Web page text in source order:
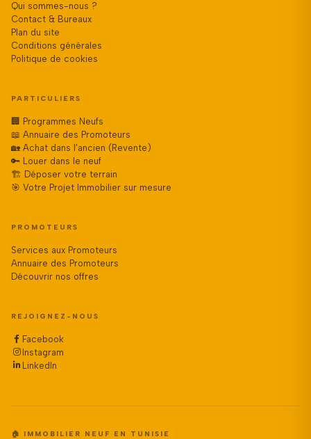
Qui sommes-nous ?
Contact & Bureaux
Plan du site
Conditions générales
Politique de cookies
PARTICULIERS
🏢 Programmes Neufs
📖 Annuaire des Promoteurs
🏡 Achat dans l'ancien (Revente)
🔑 Louer dans le neuf
🏗️ Déposer votre terrain
🎯 Votre Projet Immobilier sur mesure
PROMOTEURS
Services aux Promoteurs
Annuaire des Promoteurs
Découvrir nos offres
REJOIGNEZ-NOUS
Facebook
Instagram
LinkedIn
🏠 IMMOBILIER NEUF EN TUNISIE